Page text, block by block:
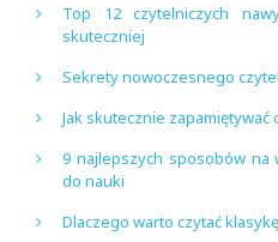
Top 12 czytelniczych
skuteczniej
Sekrety nowoczesnego
Jak skutecznie zapamiętywać
9 najlepszych sposobów na
do nauki
Dlaczego warto czytać